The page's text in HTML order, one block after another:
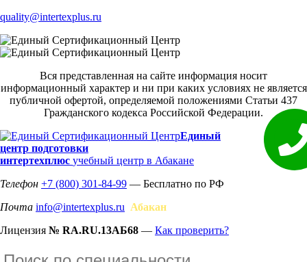
quality@intertexplus.ru
Вся представленная на сайте информация носит
информационный характер и ни при каких условиях не является
публичной офертой, определяемой положениями Статьи 437
Гражданского кодекса Российской Федерации.
Единый
центр подготовки
интертехплюс учебный центр в Абакане
Телефон +7 (800) 301-84-99 — Бесплатно по РФ
Почта info@intertexplus.ru Абакан
Лицензия № RA.RU.13АБ68 — Как проверить?